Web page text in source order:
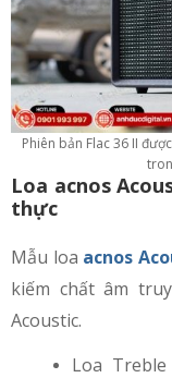
Phiên bản Flac 36 II
Loa acnos
thực
Mẫu loa acnos
kiếm chất âm
Acoustic.
Loa